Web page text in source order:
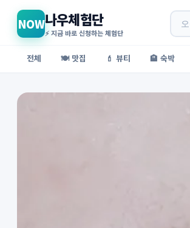
NOW나우체험단
⚡ 지금 바로 신청하는 체험단
전체 🍽️ 맛집 💄 뷰티 🏨 숙박